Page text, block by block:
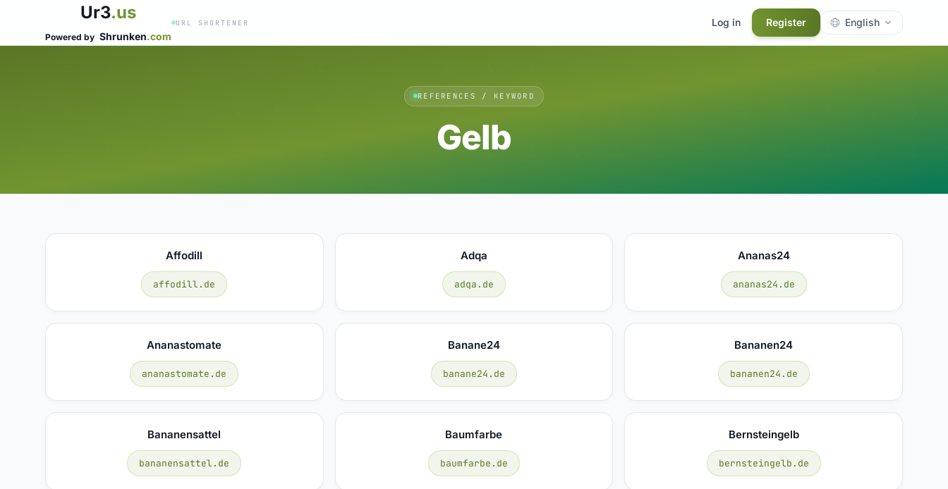
Ur3.us
Powered by Shrunken.com
URL SHORTENER Log in Register English
REFERENCES / KEYWORD
Gelb
Affodill
affodill.de
Adqa
adqa.de
Ananas24
ananas24.de
Ananastomate
ananastomate.de
Banane24
banane24.de
Bananen24
bananen24.de
Bananensattel
bananensattel.de
Baumfarbe
baumfarbe.de
Bernsteingelb
bernsteingelb.de